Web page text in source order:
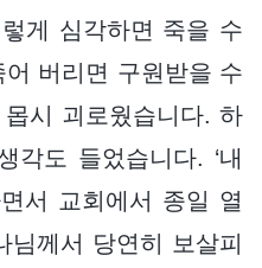
게 심각하면 죽을 수
버리면 구원받을 수
몹시 괴로웠습니다. 하
각도 들었습니다. ‘내
서 교회에서 종일 열
님께서 당연히 보살피